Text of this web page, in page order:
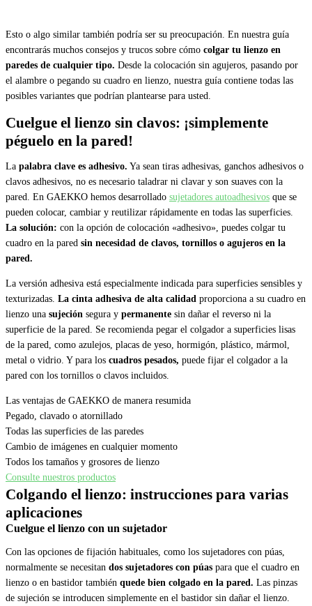
Esto o algo similar también podría ser su preocupación. En nuestra guía
encontrarás muchos consejos y trucos sobre cómo colgar tu lienzo en
paredes de cualquier tipo. Desde la colocación sin agujeros, pasando por
el alambre o pegando su cuadro en lienzo, nuestra guía contiene todas las
posibles variantes que podrían plantearse para usted.
Cuelgue el lienzo sin clavos: ¡simplemente
péguelo en la pared!
La palabra clave es adhesivo. Ya sean tiras adhesivas, ganchos adhesivos o
clavos adhesivos, no es necesario taladrar ni clavar y son suaves con la
pared. En GAEKKO hemos desarrollado sujetadores autoadhesivos que se
pueden colocar, cambiar y reutilizar rápidamente en todas las superficies.
La solución: con la opción de colocación «adhesivo», puedes colgar tu
cuadro en la pared sin necesidad de clavos, tornillos o agujeros en la
pared.
La versión adhesiva está especialmente indicada para superficies sensibles y
texturizadas. La cinta adhesiva de alta calidad proporciona a su cuadro en
lienzo una sujeción segura y permanente sin dañar el reverso ni la
superficie de la pared. Se recomienda pegar el colgador a superficies lisas
de la pared, como azulejos, placas de yeso, hormigón, plástico, mármol,
metal o vidrio. Y para los cuadros pesados, puede fijar el colgador a la
pared con los tornillos o clavos incluidos.
Las ventajas de GAEKKO de manera resumida
Pegado, clavado o atornillado
Todas las superficies de las paredes
Cambio de imágenes en cualquier momento
Todos los tamaños y grosores de lienzo
Consulte nuestros productos
Colgando el lienzo: instrucciones para varias
aplicaciones
Cuelgue el lienzo con un sujetador
Con las opciones de fijación habituales, como los sujetadores con púas,
normalmente se necesitan dos sujetadores con púas para que el cuadro en
lienzo o en bastidor también quede bien colgado en la pared. Las pinzas
de sujeción se introducen simplemente en el bastidor sin dañar el lienzo.